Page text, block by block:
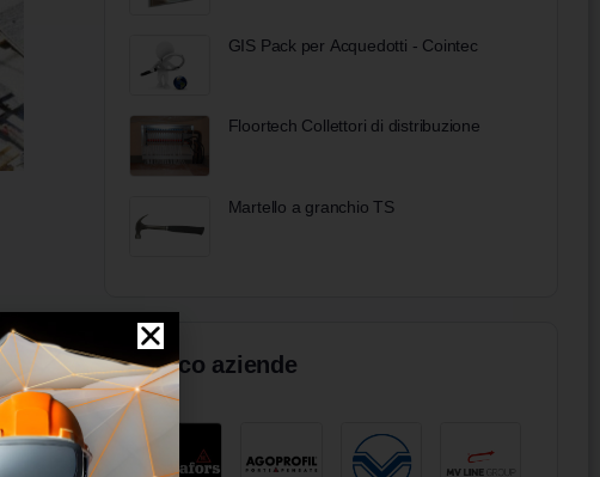
GIS Pack per Acquedotti - Cointec
Floortech Collettori di distribuzione
Martello a granchio TS
Elenco aziende